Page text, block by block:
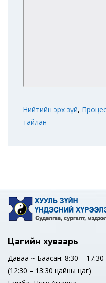
Нийтийн эрх зүй,
тайлан
Цагийн хуваарь
Даваа ~ Баасан: 8:30 – 17:30
(12:30 – 13:30 цайны цаг)